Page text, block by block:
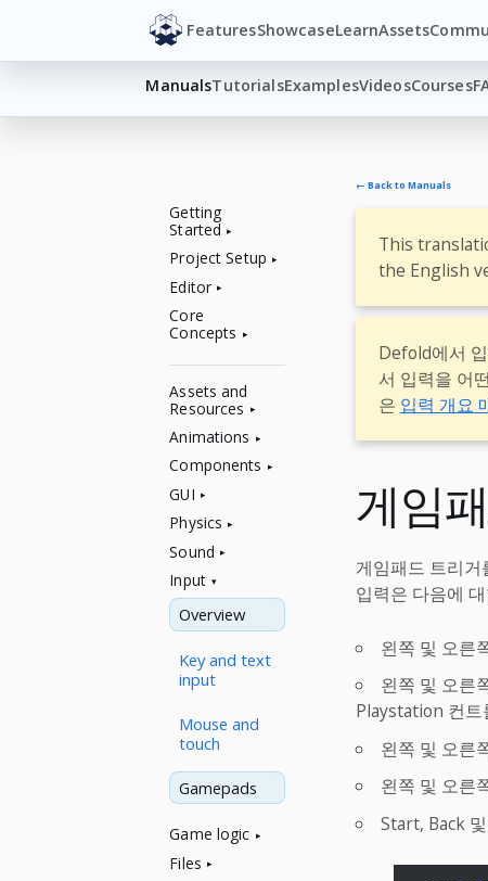
FeaturesShowcaseLearnAssets
ManualsTutorialsExamplesVideosCourses
Getting
Started
Project Setup
Editor
Core
Concepts
Assets and
Resources
Animations
Components
GUI
Physics
Sound
Input
Overview
Key and text
input
Mouse and
touch
Gamepads
Game logic
Files
← Back to Manuals
This
the English
Defold에서
서 입력을 어
은 입력 개요
게임
게임패드 트리
입력은 다음에
왼쪽 및 오른
왼쪽 및 오른
Playstation 컨트
왼쪽 및 오른
왼쪽 및 오른
Start, Back